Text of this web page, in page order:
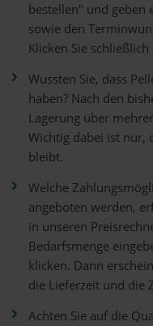
bestellen" und geben
sowie den
Klicken Sie
Wussten Sie, dass
haben? Nach den
Lagerung über
Wichtig dabei ist nur,
bleibt.
Welche
angeboten werden,
in unseren
Bedarfsmenge
klicken. Dann
die Lieferzeit und die
Achten Sie auf die